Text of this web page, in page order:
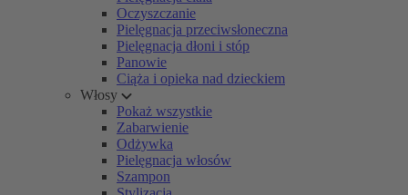
Oczyszczanie
Pielęgnacja przeciwsłoneczna
Pielęgnacja dłoni i stóp
Panowie
Ciąża i opieka nad dzieckiem
Włosy
Pokaż wszystkie
Zabarwienie
Odżywka
Pielęgnacja włosów
Szampon